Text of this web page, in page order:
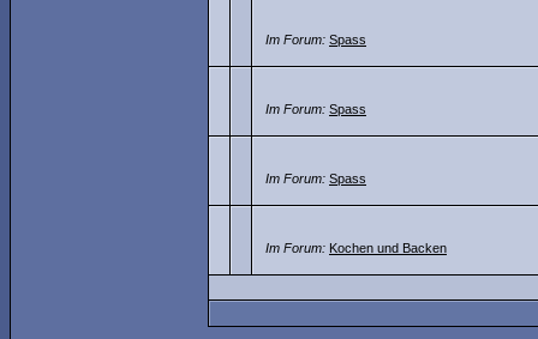
Im Forum: Spass
Im Forum: Spass
Im Forum: Spass
Im Forum: Kochen und Backen